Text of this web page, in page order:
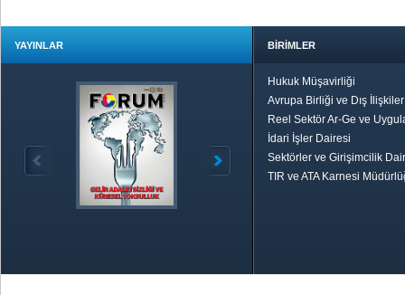
YAYINLAR BİRİMLER
Hukuk Müşavirliği
Avrupa Birliği ve Dış
Reel Sektör Ar-Ge ve
İdari İşler Dairesi
Sektörler ve Girişimcilik
TIR ve ATA Karnesi